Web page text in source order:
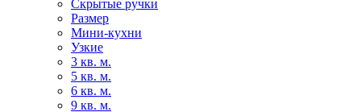
Скрытые ручки
Размер
Мини-кухни
Узкие
3 кв. м.
5 кв. м.
6 кв. м.
9 кв. м.